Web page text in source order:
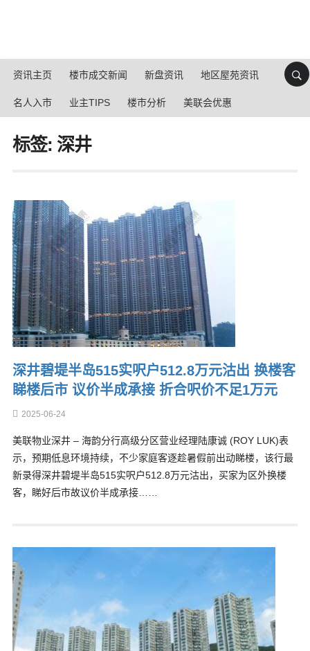
资讯主页 楼市成交新闻 新盘资讯 地区屋苑资讯
名人入市 业主TIPS 楼市分析 美联会优惠
标签: 深井
深井碧堤半岛515实呎户512.8万元沽出 换楼客
睇楼后市 议价半成承接 折合呎价不足1万元
2025-06-24
美联物业深井 – 海韵分行高级分区营业经理陆康诚 (ROY LUK)表
示，预期低息环境持续，不少家庭客逐趁暑假前出动睇楼，该行最
新录得深井碧堤半岛515实呎户512.8万元沽出，买家为区外换楼
客，睇好后市故议价半成承接……